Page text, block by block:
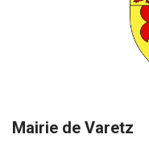
Mairie de Varetz